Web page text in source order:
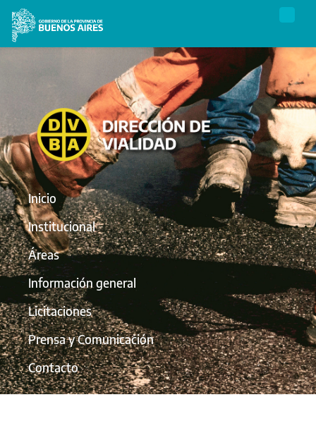
Inicio
Institucional
Áreas
Información general
Licitaciones
Prensa y Comunicación
Contacto